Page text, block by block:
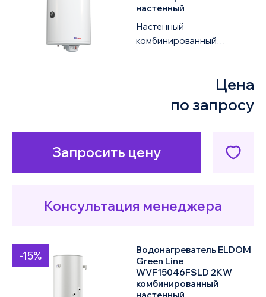
настенный
Настенный
комбинированный
Цена
по запросу
Запросить цену
Консультация менеджера
-15%
Водонагреватель ELDOM
Green Line
WVF15046FSLD 2KW
комбинированный